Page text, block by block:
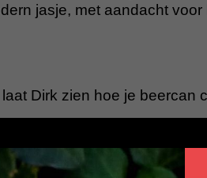
jasje, met aandacht
Dirk zien hoe je beercan